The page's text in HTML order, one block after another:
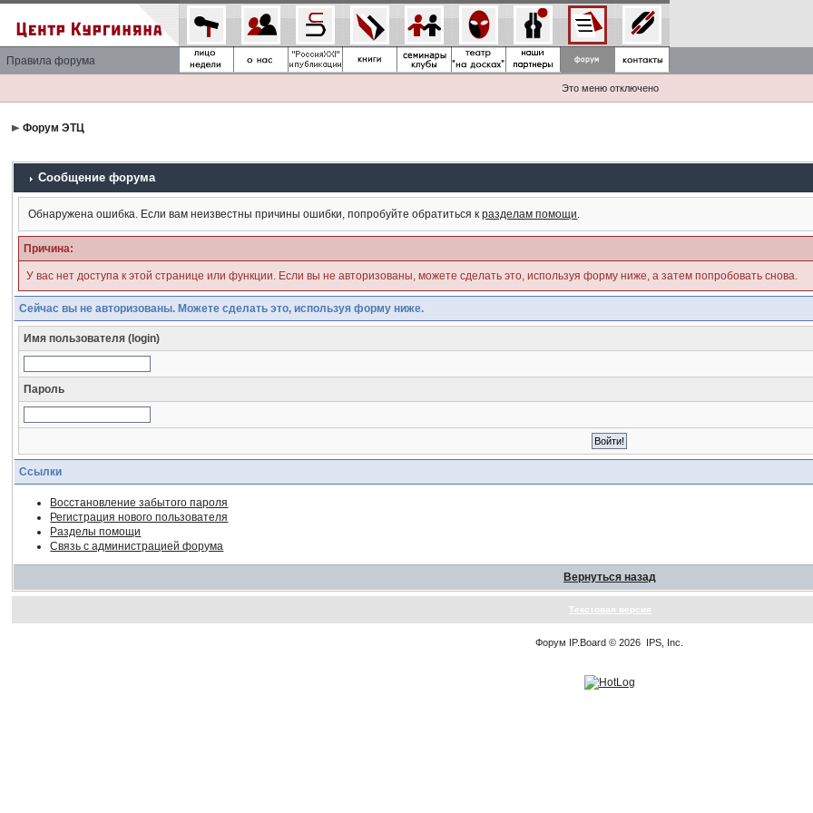
Правила форума
Это меню отключено
Форум ЭТЦ
Сообщение форума
Обнаружена ошибка. Если вам неизвестны причины ошибки, попробуйте обратиться кразделам помощи.
Причина:
У вас нет доступа к этой странице или функции. Если вы не авторизованы, можете сделать это, используя форму ниже, а затем попробовать снова.
Сейчас вы не авторизованы. Можете сделать это, используя форму ниже.
Имя пользователя (login)
Пароль
Ссылки
Восстановление забытого пароля
Регистрация нового пользователя
Разделы помощи
Связь с администрацией форума
Вернуться назад
Текстовая версия
Форум IP.Board © 2026 IPS, Inc